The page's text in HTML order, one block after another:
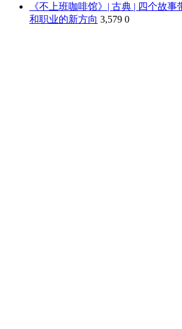
《不上班咖啡馆》| 古典 | 四个故
和职业的新方向 3,579 0